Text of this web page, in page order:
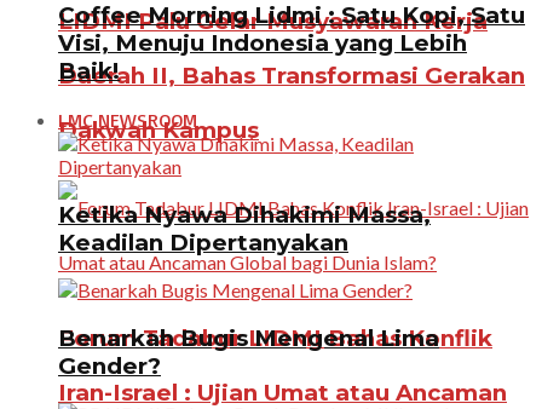
LIDMI Palu Gelar Musyawarah Kerja
Daerah II, Bahas Transformasi Gerakan
Dakwah Kampus
Forum Tadabur LIDMI Bahas Konflik
Iran-Israel : Ujian Umat atau Ancaman
Coffee Morning Lidmi : Satu Kopi, Satu
Visi, Menuju Indonesia yang Lebih
Baik!
LMC NEWSROOM
Ketika Nyawa Dihakimi Massa,
Keadilan Dipertanyakan
Benarkah Bugis Mengenal Lima
Gender?